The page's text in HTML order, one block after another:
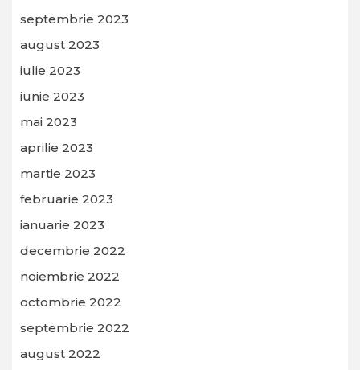
septembrie 2023
august 2023
iulie 2023
iunie 2023
mai 2023
aprilie 2023
martie 2023
februarie 2023
ianuarie 2023
decembrie 2022
noiembrie 2022
octombrie 2022
septembrie 2022
august 2022